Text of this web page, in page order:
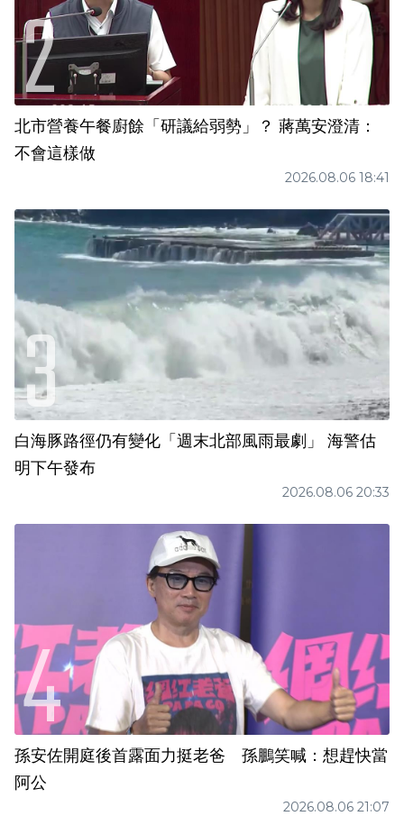
北市營養午餐廚餘「研議給弱勢」？ 蔣萬安澄清：
不會這樣做
2026.08.06 18:41
白海豚路徑仍有變化「週末北部風雨最劇」 海警估
明下午發布
2026.08.06 20:33
孫安佐開庭後首露面力挺老爸 孫鵬笑喊：想趕快當
阿公
2026.08.06 21:07